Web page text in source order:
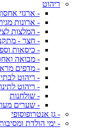
ריהוט
- ארגזי
- ארונות
- המלצות
- חצר -
- כיסאות
- מבואה
- מדפים
- ריהוט
- ריהוט
- שולחנות
- שערים
- גן אנטרופוסופי
- ימי הולדת